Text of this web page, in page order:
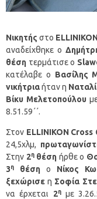
Νικητής στο ELLINIKON
αναδείχθηκε ο
θέση τερμάτισε ο
κατέλαβε ο Βασίλης
νικήτριαήταν η
Βίκυ Μελετοπούλου
8.51.59΄΄.
Στον ELLINIKON Cross
24,5χλμ,
Στην 2ηθέση ήρθε ο
3η θέση ο Νίκος
ξεχώρισε η Σοφία
να έρχεται 2ημε